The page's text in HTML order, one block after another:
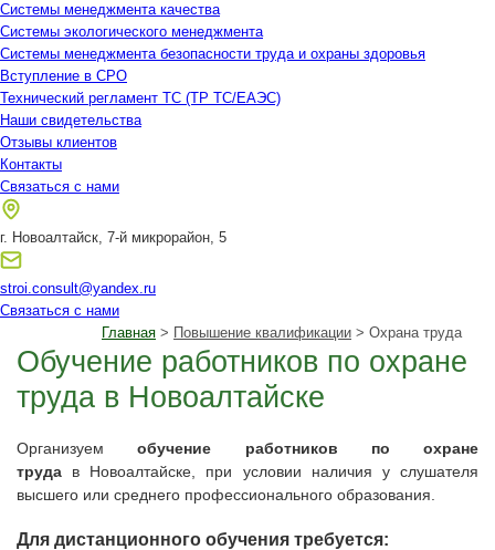
Системы менеджмента качества
Системы экологического менеджмента
Системы менеджмента безопасности труда и охраны здоровья
Вступление в СРО
Технический регламент ТС (ТР ТС/ЕАЭС)
Наши свидетельства
Отзывы клиентов
Контакты
Связаться с нами
г. Новоалтайск, 7-й микрорайон, 5
stroi.consult@yandex.ru
Связаться с нами
Главная > Повышение квалификации > Охрана труда
Обучение работников по охране
труда в Новоалтайске
Организуемобучение работников по охране
труда в Новоалтайске
при условии наличия у слушателя
высшего или среднего профессионального образования.
Для дистанционного обучения требуется: